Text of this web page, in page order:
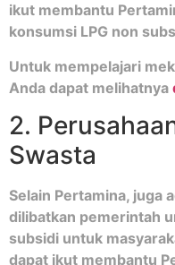
ikut membantu
konsumsi LPG non
Untuk mempelajari
Anda dapat melihatnya
2.
Swasta
Selain Pertamina, juga
dilibatkan pemerintah
subsidi untuk
dapat ikut membantu